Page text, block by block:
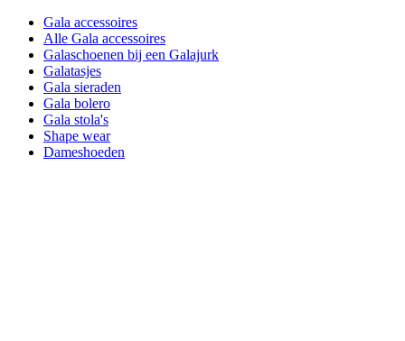
Gala accessoires
Alle Gala accessoires
Galaschoenen bij een Galajurk
Galatasjes
Gala sieraden
Gala bolero
Gala stola's
Shape wear
Dameshoeden